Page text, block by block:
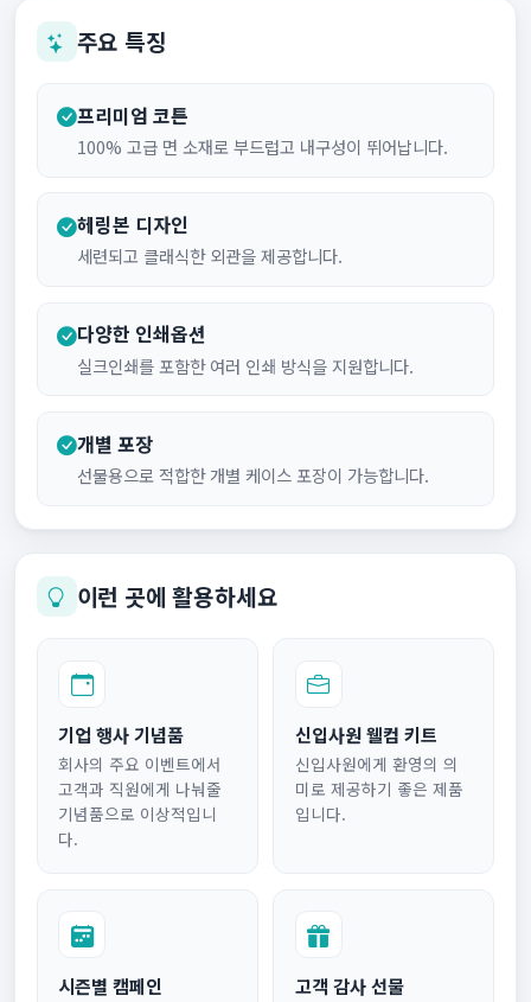
주요 특징
프리미엄 코튼
100% 고급 면 소재로 부드럽고 내구성이 뛰어납니다.
헤링본 디자인
세련되고 클래식한 외관을 제공합니다.
다양한 인쇄옵션
실크인쇄를 포함한 여러 인쇄 방식을 지원합니다.
개별 포장
선물용으로 적합한 개별 케이스 포장이 가능합니다.
이런 곳에 활용하세요
기업 행사 기념품
회사의 주요 이벤트에서
고객과 직원에게 나눠줄
기념품으로 이상적입니
다.
신입사원 웰컴 키트
신입사원에게 환영의 의
미로 제공하기 좋은 제품
입니다.
시즌별 캠페인 고객 감사 선물